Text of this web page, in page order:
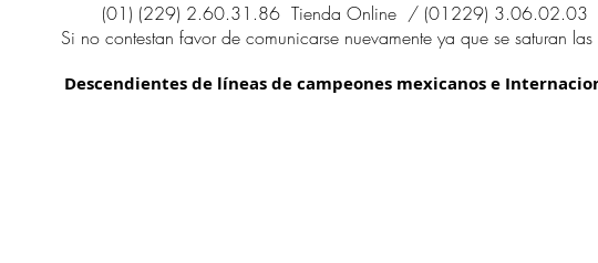
(01) (229) 2.60.31.86 Tienda Online / (01229) 3.06.02.03
Si no contestan favor de comunicarse nuevamente ya que se saturan las
Descendientes de líneas de campeones mexicanos e